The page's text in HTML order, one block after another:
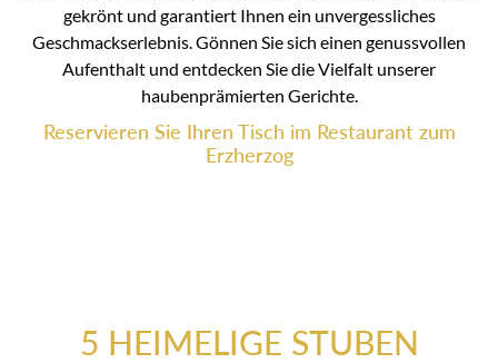
gekrönt und garantiert Ihnen ein unvergessliches
Geschmackserlebnis. Gönnen Sie sich einen genussvollen
Aufenthalt und entdecken Sie die Vielfalt unserer
haubenprämierten Gerichte.
Reservieren Sie Ihren Tisch im Restaurant zum
Erzherzog
5 HEIMELIGE STUBEN